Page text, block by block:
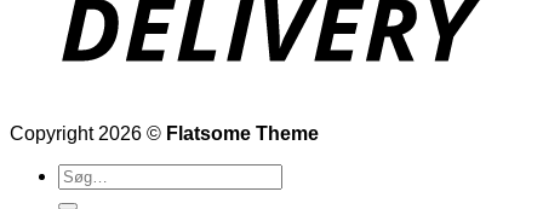
Copyright 2026 © Flatsome Theme
Søg
efter: